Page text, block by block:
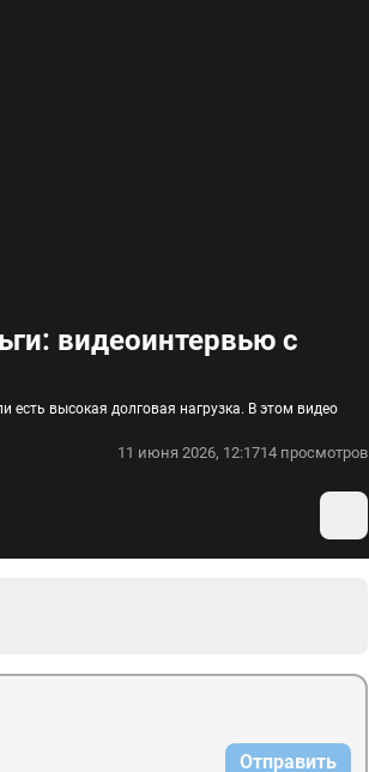
видеоинтервью с
высокая долговая нагрузка. В этом видео
11 июня 2026, 12:1714 просмотров
Отправить